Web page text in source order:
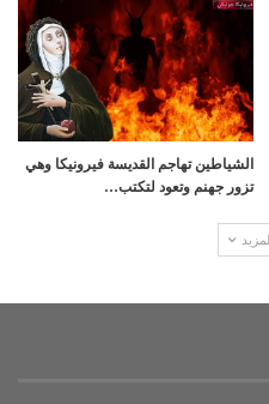
الشياطين تهاجم القديسة فيرونيكا وهي
تزور جهنم وتعود لتكتب…